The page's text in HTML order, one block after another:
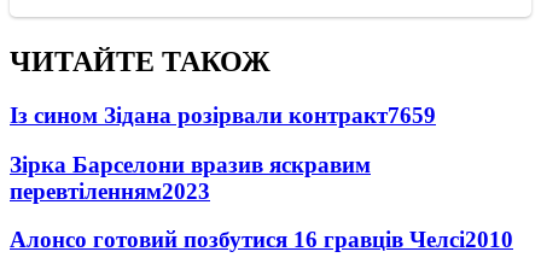
ЧИТАЙТЕ ТАКОЖ
Із сином Зідана розірвали контракт7659
Зірка Барселони вразив яскравим
перевтіленням2023
Алонсо готовий позбутися 16 гравців Челсі2010